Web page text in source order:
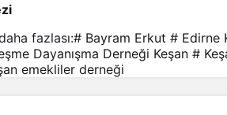
fazlası:# Bayram Erkut # Edirne
Dayanışma Derneği Keşan #
emekliler derneği